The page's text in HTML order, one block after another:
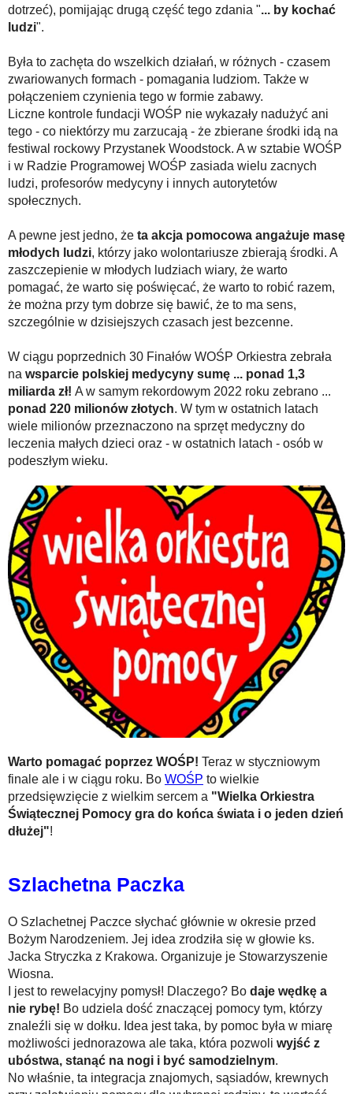
dotrzeć), pomijając drugą część tego zdania "... by kochać
ludzi".
Była to zachęta do wszelkich działań, w różnych - czasem
zwariowanych formach - pomagania ludziom. Także w
połączeniem czynienia tego w formie zabawy.
Liczne kontrole fundacji WOŚP nie wykazały nadużyć ani
tego - co niektórzy mu zarzucają - że zbierane środki idą na
festiwal rockowy Przystanek Woodstock. A w sztabie WOŚP
i w Radzie Programowej WOŚP zasiada wielu zacnych
ludzi, profesorów medycyny i innych autorytetów
społecznych.
A pewne jest jedno, że ta akcja pomocowa angażuje masę
młodych ludzi, którzy jako wolontariusze zbierają środki. A
zaszczepienie w młodych ludziach wiary, że warto
pomagać, że warto się poświęcać, że warto to robić razem,
że można przy tym dobrze się bawić, że to ma sens,
szczególnie w dzisiejszych czasach jest bezcenne.
W ciągu poprzednich 30 Finałów WOŚP Orkiestra zebrała
na wsparcie polskiej medycyny sumę ... ponad 1,3
miliarda zł! A w samym rekordowym 2022 roku zebrano ...
ponad 220 milionów złotych. W tym w ostatnich latach
wiele milionów przeznaczono na sprzęt medyczny do
leczenia małych dzieci oraz - w ostatnich latach - osób w
podeszłym wieku.
Warto pomagać poprzez WOŚP! Teraz w styczniowym
finale ale i w ciągu roku. Bo WOŚP to wielkie
przedsięwzięcie z wielkim sercem a "Wielka Orkiestra
Świątecznej Pomocy gra do końca świata i o jeden dzień
dłużej"!
Szlachetna Paczka
O Szlachetnej Paczce słychać głównie w okresie przed
Bożym Narodzeniem. Jej idea zrodziła się w głowie ks.
Jacka Stryczka z Krakowa. Organizuje je Stowarzyszenie
Wiosna.
I jest to rewelacyjny pomysł! Dlaczego? Bo daje wędkę a
nie rybę! Bo udziela dość znaczącej pomocy tym, którzy
znaleźli się w dołku. Idea jest taka, by pomoc była w miarę
możliwości jednorazowa ale taka, która pozwoli wyjść z
ubóstwa, stanąć na nogi i być samodzielnym.
No właśnie, ta integracja znajomych, sąsiadów, krewnych